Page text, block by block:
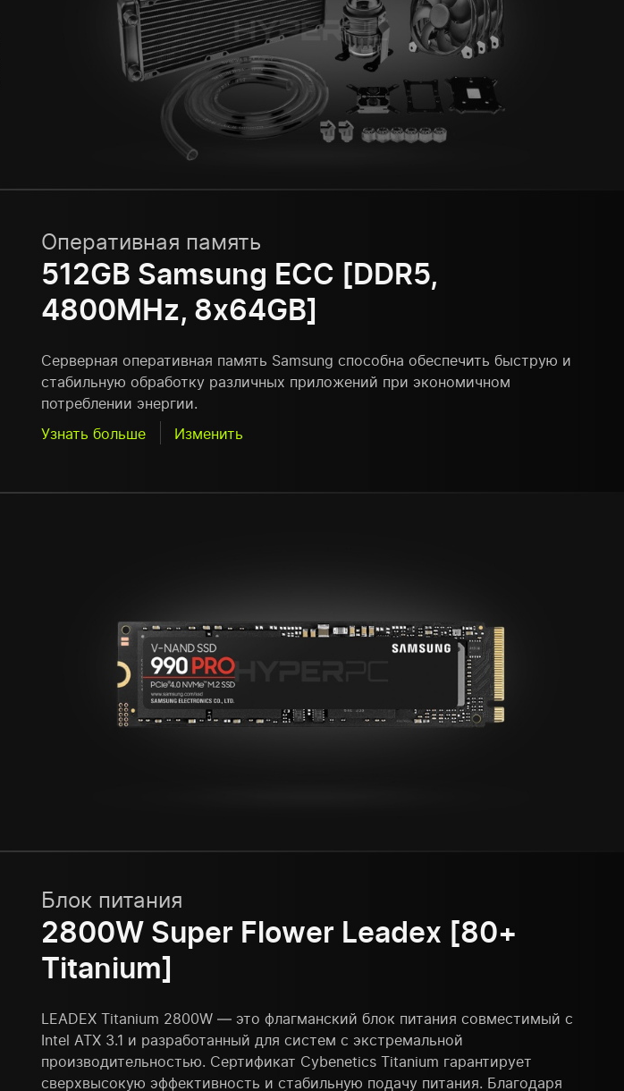
Оперативная память
512GB Samsung ECC [DDR5,
4800MHz, 8x64GB]
Серверная оперативная память Samsung способна обеспечить быструю и
стабильную обработку различных приложений при экономичном
потреблении энергии.
Узнать больше
Изменить
Блок питания
2800W Super Flower Leadex [80+
Titanium]
LEADEX Titanium 2800W — это флагманский блок питания совместимый с
Intel ATX 3.1 и разработанный для систем с экстремальной
производительностью. Сертификат Cybenetics Titanium гарантирует
сверхвысокую эффективность и стабильную подачу питания. Благодаря